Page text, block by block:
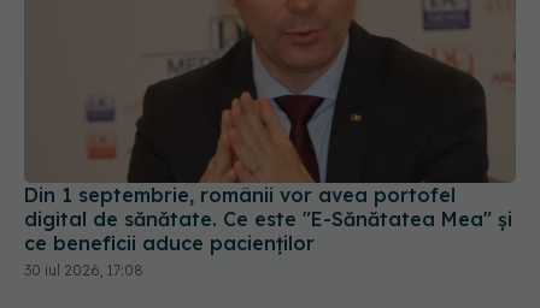
Din 1 septembrie, românii vor avea portofel
digital de sănătate. Ce este "E-Sănătatea Mea" și
ce beneficii aduce pacienților
30 iul 2026, 17:08